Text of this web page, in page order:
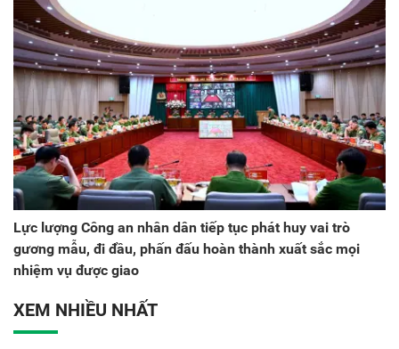
Lực lượng Công an nhân dân tiếp tục phát huy vai trò
gương mẫu, đi đầu, phấn đấu hoàn thành xuất sắc mọi
nhiệm vụ được giao
XEM NHIỀU NHẤT